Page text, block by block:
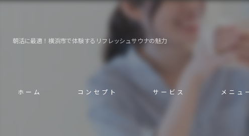
朝活に最適！横浜市で体験するリフレッシュサウナの魅力
ホーム コンセプト サービス メニュ